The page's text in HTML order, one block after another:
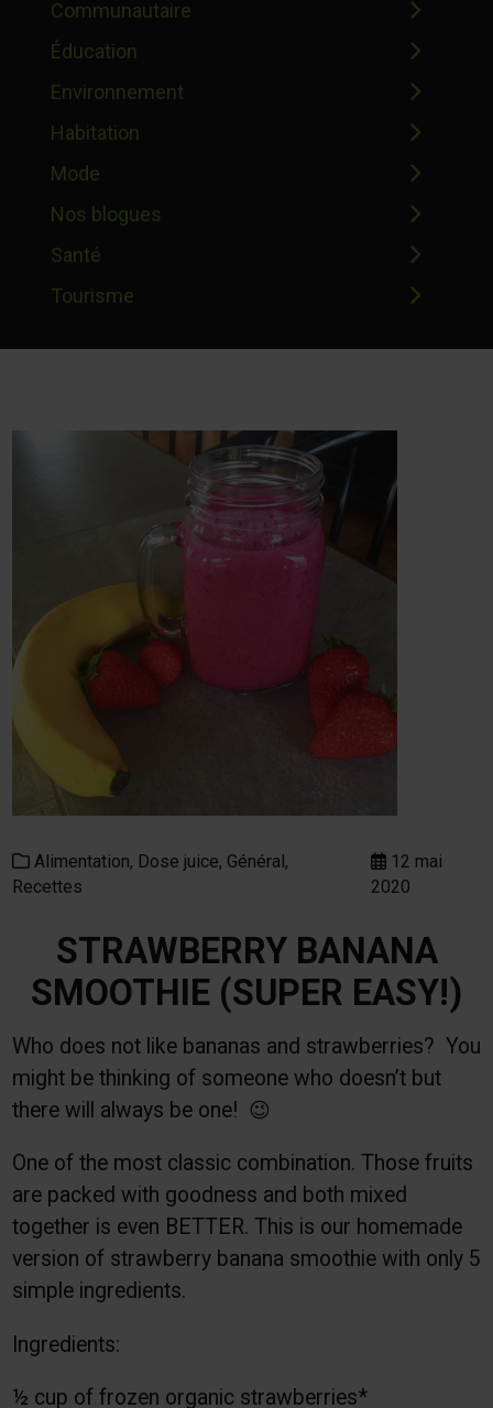
Communautaire
Éducation
Environnement
Habitation
Mode
Nos blogues
Santé
Tourisme
Alimentation, Dose juice, Général,
Recettes
12 mai
2020
STRAWBERRY BANANA
SMOOTHIE (SUPER EASY!)
Who does not like bananas and strawberries? You
might be thinking of someone who doesn’t but
there will always be one! 😉
One of the most classic combination. Those fruits
are packed with goodness and both mixed
together is even BETTER. This is our homemade
version of strawberry banana smoothie with only 5
simple ingredients.
Ingredients:
½ cup of frozen organic strawberries*